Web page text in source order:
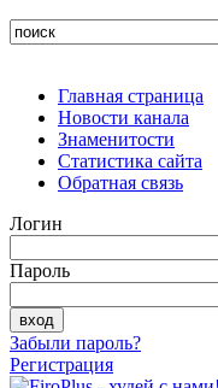
Главная страница
Новости канала
Знаменитости
Статистика сайта
Обратная связь
Логин
Пароль
Забыли пароль?
Регистрация